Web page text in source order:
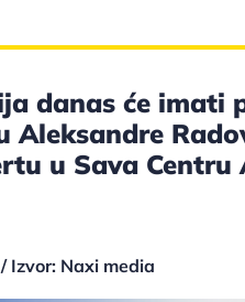
danas će imati
Aleksandre
u Sava Centru
Izvor: Naxi media